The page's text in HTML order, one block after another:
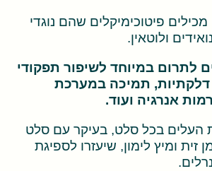
מכילים פיטוכימיקלים שהם נוגדי
ולוטאין.
לתרום במיוחד לשיפור תפקודי
תמיכה במערכת
אנרגיה ועוד.
העלים בכל סלט, בעיקר עם סלט
ומיץ לימון, שיעזרו לספיגת